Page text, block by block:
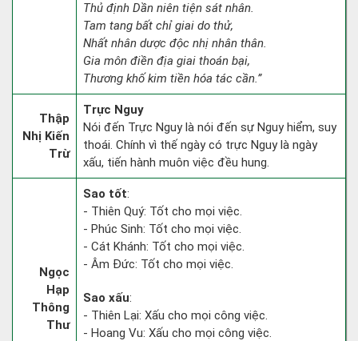
Thủ định Dần niên tiện sát nhân.
Tam tang bất chỉ giai do thử,
Nhất nhân dược độc nhị nhân thân.
Gia môn điền địa giai thoán bại,
Thương khố kim tiền hóa tác cần.”
Thập
Nhị Kiến
Trừ
Trực Nguy
Nói đến Trực Nguy là nói đến sự Nguy hiểm, suy
thoái. Chính vì thế ngày có trực Nguy là ngày
xấu, tiến hành muôn việc đều hung.
Ngọc
Hạp
Thông
Thư
Sao tốt:
- Thiên Quý: Tốt cho mọi việc.
- Phúc Sinh: Tốt cho mọi việc.
- Cát Khánh: Tốt cho mọi việc.
- Âm Đức: Tốt cho mọi việc.
Sao xấu:
- Thiên Lại: Xấu cho mọi công việc.
- Hoang Vu: Xấu cho mọi công việc.